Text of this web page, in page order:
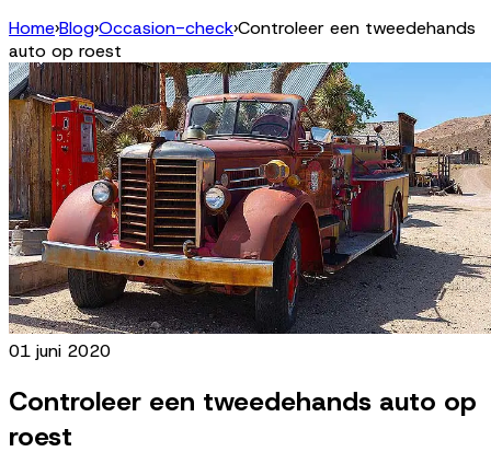
Home›Blog›Occasion-check›Controleer een tweedehands
auto op roest
01 juni 2020
Controleer een tweedehands auto op
roest